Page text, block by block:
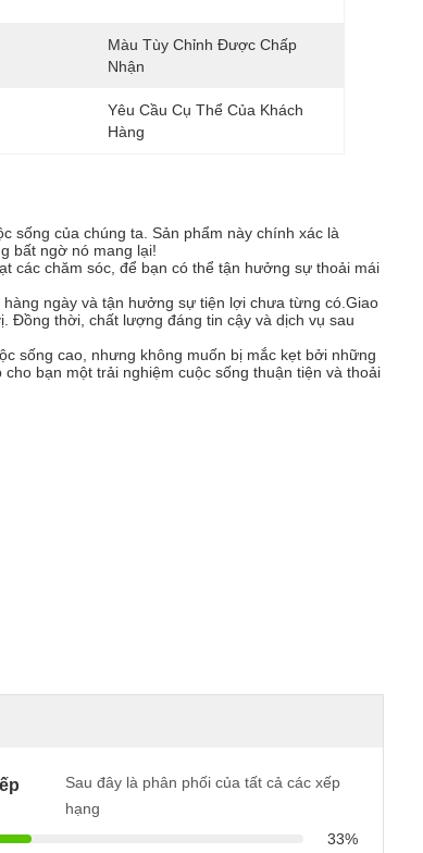
Màu Tùy Chỉnh Được Chấp
Nhận
Yêu Cầu Cụ Thể Của Khách
Hàng
sống của chúng ta. Sản phẩm này chính xác là
bất ngờ nó mang lại!
các chăm sóc, để bạn có thể tận hưởng sự thoải mái
ngày và tận hưởng sự tiện lợi chưa từng có.Giao
Đồng thời, chất lượng đáng tin cậy và dịch vụ sau
sống cao, nhưng không muốn bị mắc kẹt bởi những
bạn một trải nghiệm cuộc sống thuận tiện và thoải
Sau đây là phân phối của tất cả các xếp
hạng
33%